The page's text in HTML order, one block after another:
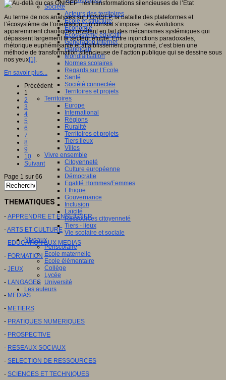
Société
Acteurs des territoires
Ecole et structure
Economie
Ecosystème éducatif
Génération internet
Handicap
Mondialisation
Normes scolaires
Regards sur l’Ecole
Santé
Société connectée
Territoires et projets
Territoires
Europe
International
Régions
Ruralité
Territoires et projets
Tiers lieux
Villes
Vivre ensemble
Citoyenneté
Culture européenne
Démocratie
Egalité Hommes/Femmes
Ethique
Gouvernance
Inclusion
Laïcité
Ressources citoyenneté
Tiers - lieux
Vie scolaire et sociale
Niveaux
Périscolaire
Ecole maternelle
Ecole élémentaire
Collège
Lycée
Université
Les auteurs
Au terme de nos analyses sur l’ONISEP, la bataille des plateformes et
l’écosystème de l’orientation, un constat s’impose : ces évolutions
apparemment chaotiques révèlent en fait des mécanismes systémiques qui
dépassent largement le secteur étudié. Entre injonctions paradoxales,
rhétorique euphémisante et affaiblissement programmé, c’est bien une
méthode de transformation silencieuse de l’action publique qui se dessine sous
nos yeux[1]
En savoir plus...
Précédent
1
2
3
4
5
6
7
8
9
10
Suivant
Page 1 sur 66
THEMATIQUES
- APPRENDRE ET ENSEIGNER
-ARTS ET CULTURE
- EDUCATION AUX MEDIAS
- FORMATION
- JEUX
- LANGAGES
- MEDIAS
- METIERS
- PRATIQUES NUMERIQUES
- PROSPECTIVE
- RESEAUX SOCIAUX
- SELECTION DE RESSOURCES
- SCIENCES ET TECHNIQUES